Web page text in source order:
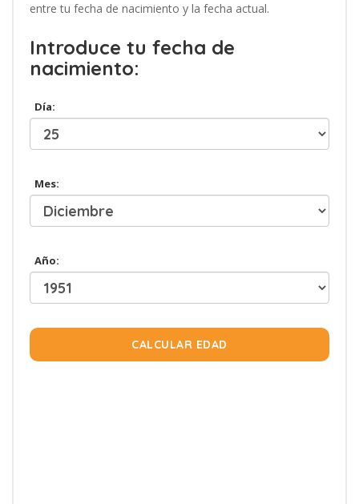
entre tu fecha de nacimiento y la fecha actual.
Introduce tu fecha de
nacimiento:
Día:
Mes:
Año:
CALCULAR EDAD